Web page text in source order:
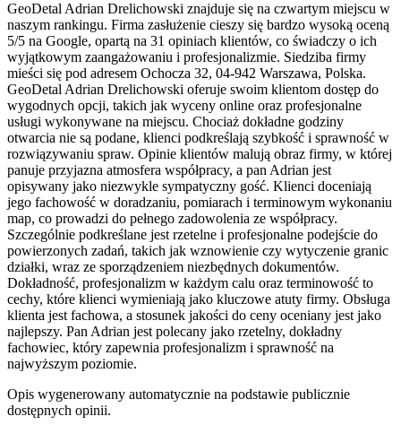
GeoDetal Adrian Drelichowski znajduje się na czwartym miejscu w
naszym rankingu. Firma zasłużenie cieszy się bardzo wysoką oceną
5/5 na Google, opartą na 31 opiniach klientów, co świadczy o ich
wyjątkowym zaangażowaniu i profesjonalizmie. Siedziba firmy
mieści się pod adresem Ochocza 32, 04-942 Warszawa, Polska.
GeoDetal Adrian Drelichowski oferuje swoim klientom dostęp do
wygodnych opcji, takich jak wyceny online oraz profesjonalne
usługi wykonywane na miejscu. Chociaż dokładne godziny
otwarcia nie są podane, klienci podkreślają szybkość i sprawność w
rozwiązywaniu spraw. Opinie klientów malują obraz firmy, w której
panuje przyjazna atmosfera współpracy, a pan Adrian jest
opisywany jako niezwykle sympatyczny gość. Klienci doceniają
jego fachowość w doradzaniu, pomiarach i terminowym wykonaniu
map, co prowadzi do pełnego zadowolenia ze współpracy.
Szczególnie podkreślane jest rzetelne i profesjonalne podejście do
powierzonych zadań, takich jak wznowienie czy wytyczenie granic
działki, wraz ze sporządzeniem niezbędnych dokumentów.
Dokładność, profesjonalizm w każdym calu oraz terminowość to
cechy, które klienci wymieniają jako kluczowe atuty firmy. Obsługa
klienta jest fachowa, a stosunek jakości do ceny oceniany jest jako
najlepszy. Pan Adrian jest polecany jako rzetelny, dokładny
fachowiec, który zapewnia profesjonalizm i sprawność na
najwyższym poziomie.
Opis wygenerowany automatycznie na podstawie publicznie
dostępnych opinii.